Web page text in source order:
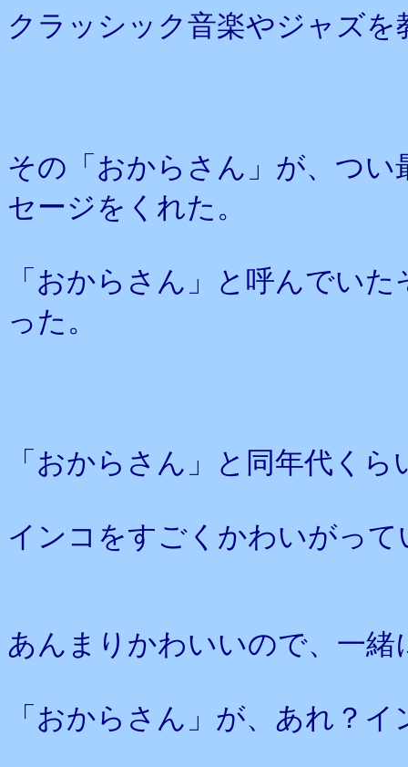
クラッシック音楽やジャズを
その「おからさん」が、つ
セージをくれた。
「おからさん」と呼んでい
った。
「おからさん」と同年代く
インコをすごくかわいがっ
あんまりかわいいので、一
「おからさん」が、あれ？